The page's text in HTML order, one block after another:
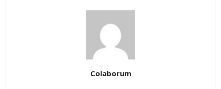
Colaborum